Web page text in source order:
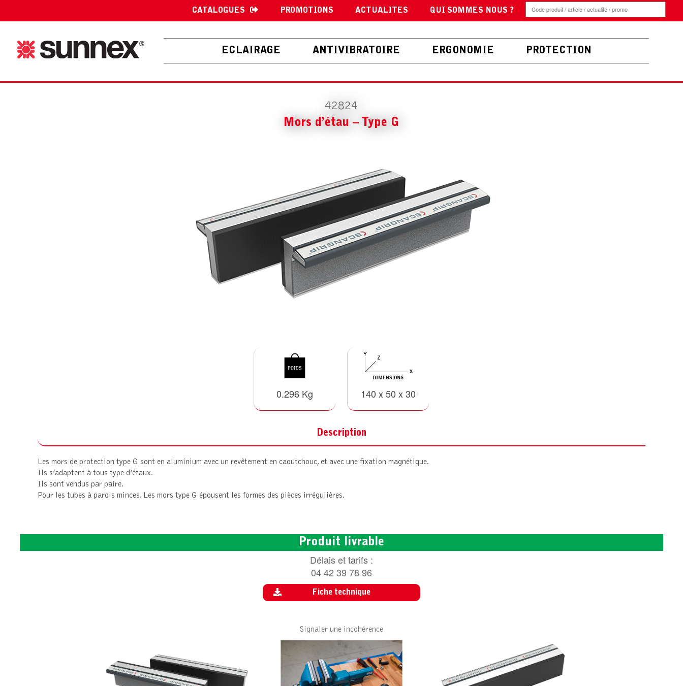
CATALOGUES PROMOTIONS ACTUALITES QUI SOMMES NOUS ?
ECLAIRAGE ANTIVIBRATOIRE ERGONOMIE PROTECTION
42824
Mors d’étau – Type G
0.296 Kg 140 x 50 x 30
Description
Les mors de protection type G sont en aluminium avec un revêtement en caoutchouc, et avec une fixation magnétique.
Ils s’adaptent à tous type d’étaux.
Ils sont vendus par paire.
Pour les tubes à parois minces. Les mors type G épousent les formes des pièces irrégulières.
Produit livrable
Délais et tarifs :
04 42 39 78 96
Fiche technique
Signaler une incohérence